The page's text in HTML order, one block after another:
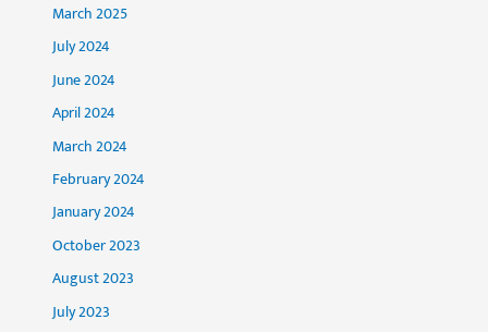
March 2025
July 2024
June 2024
April 2024
March 2024
February 2024
January 2024
October 2023
August 2023
July 2023